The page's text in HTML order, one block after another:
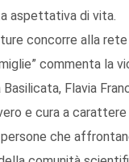
aspettativa di vita.
concorre alla
commenta la
Flavia
e cura a
che